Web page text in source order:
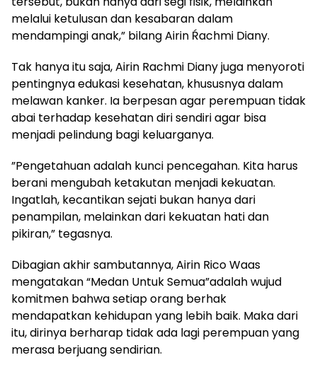
melalui ketulusan dan kesabaran dalam
mendampingi anak,” bilang Airin Ŕachmi Diany.
Tak hanya itu saja, Airin Rachmi Diany juga menyoroti
pentingnya edukasi kesehatan, khususnya dalam
melawan kanker. Ia berpesan agar perempuan tidak
abai terhadap kesehatan diri sendiri agar bisa
menjadi pelindung bagi keluarganya.
​”Pengetahuan adalah kunci pencegahan. Kita harus
berani mengubah ketakutan menjadi kekuatan.
Ingatlah, kecantikan sejati bukan hanya dari
penampilan, melainkan dari kekuatan hati dan
pikiran,” tegasnya.
Dibagian akhir sambutannya, Airin Rico Waas
mengatakan “Medan Untuk Semua”adalah wujud
komitmen bahwa setiap orang berhak
mendapatkan kehidupan yang lebih baik. Maka dari
itu, dirinya berharap tidak ada lagi perempuan yang
merasa berjuang sendirian.